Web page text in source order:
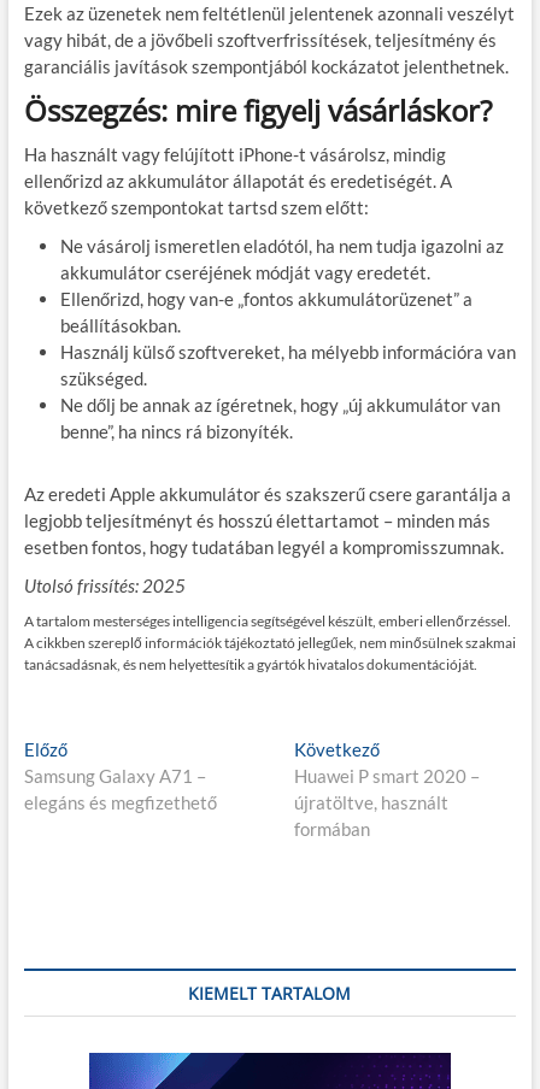
Ezek az üzenetek nem feltétlenül jelentenek azonnali veszélyt
vagy hibát, de a jövőbeli szoftverfrissítések, teljesítmény és
garanciális javítások szempontjából kockázatot jelenthetnek.
Összegzés: mire figyelj vásárláskor?
Ha használt vagy felújított iPhone-t vásárolsz, mindig
ellenőrizd az akkumulátor állapotát és eredetiségét. A
következő szempontokat tartsd szem előtt:
Ne vásárolj ismeretlen eladótól, ha nem tudja igazolni az
akkumulátor cseréjének módját vagy eredetét.
Ellenőrizd, hogy van-e „fontos akkumulátorüzenet” a
beállításokban.
Használj külső szoftvereket, ha mélyebb információra van
szükséged.
Ne dőlj be annak az ígéretnek, hogy „új akkumulátor van
benne”, ha nincs rá bizonyíték.
Az eredeti Apple akkumulátor és szakszerű csere garantálja a
legjobb teljesítményt és hosszú élettartamot – minden más
esetben fontos, hogy tudatában legyél a kompromisszumnak.
Utolsó frissítés: 2025
A tartalom mesterséges intelligencia segítségével készült, emberi ellenőrzéssel.
A cikkben szereplő információk tájékoztató jellegűek, nem minősülnek szakmai
tanácsadásnak, és nem helyettesítik a gyártók hivatalos dokumentációját.
Bejegyzés
navigáció
ElőzőE
l
ő
Samsung Galaxy A71 –
elegáns és megfizethető
KövetkezőK
ö
v
o
t
Huawei P smart 2020 –
újratöltve, használt
formában
KIEMELT TARTALOM